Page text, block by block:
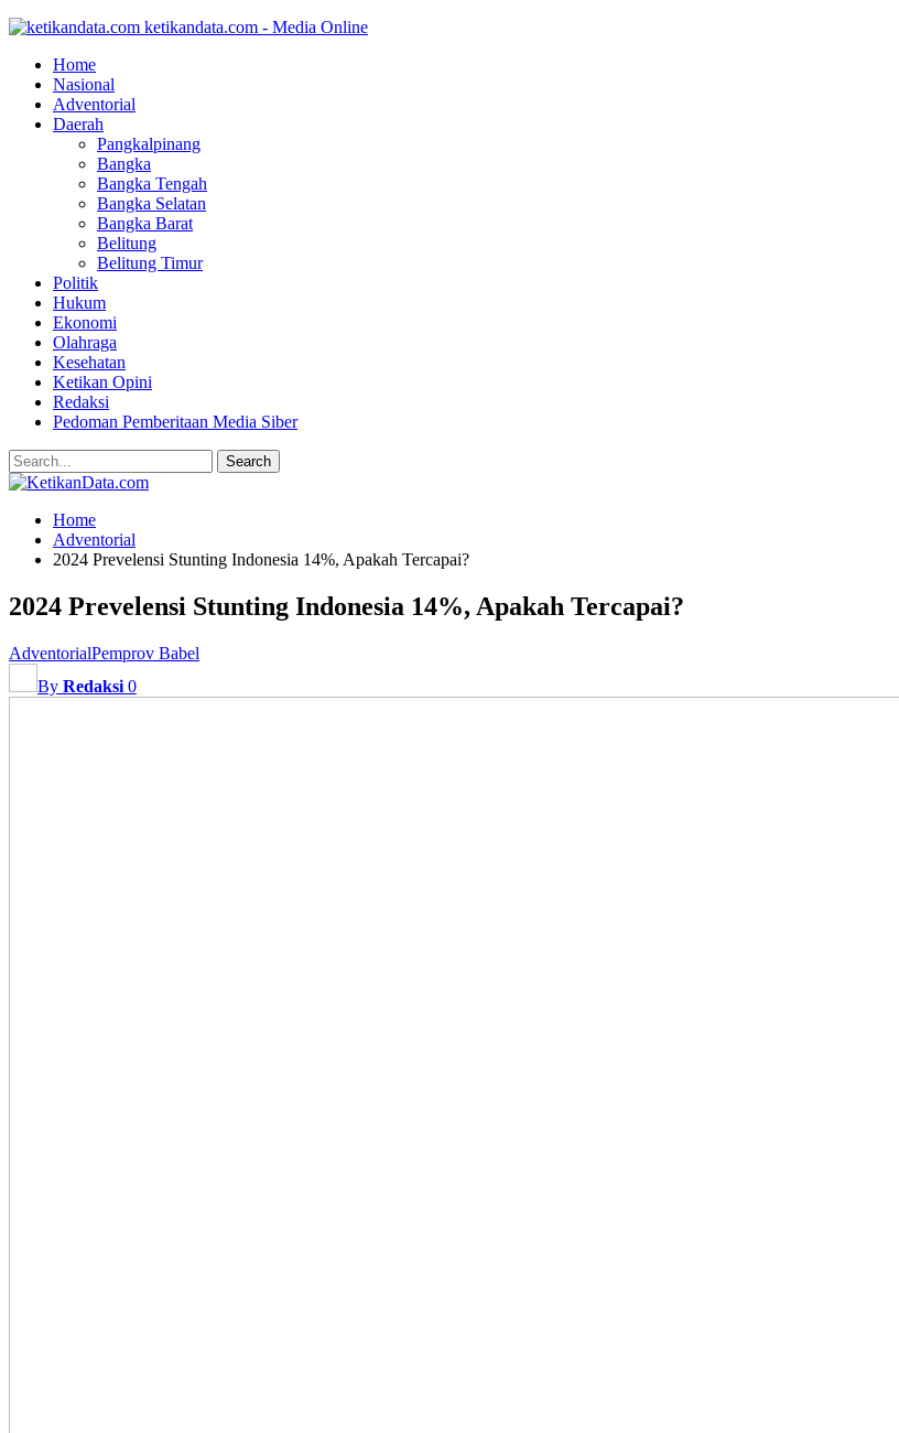
ketikandata.com - Media Online
Home
Nasional
Adventorial
Daerah
Pangkalpinang
Bangka
Bangka Tengah
Bangka Selatan
Bangka Barat
Belitung
Belitung Timur
Politik
Hukum
Ekonomi
Olahraga
Kesehatan
Ketikan Opini
Redaksi
Pedoman Pemberitaan Media Siber
Home
Adventorial
2024 Prevelensi Stunting Indonesia 14%, Apakah Tercapai?
2024 Prevelensi Stunting Indonesia 14%, Apakah Tercapai?
AdventorialPemprov Babel
By Redaksi 0